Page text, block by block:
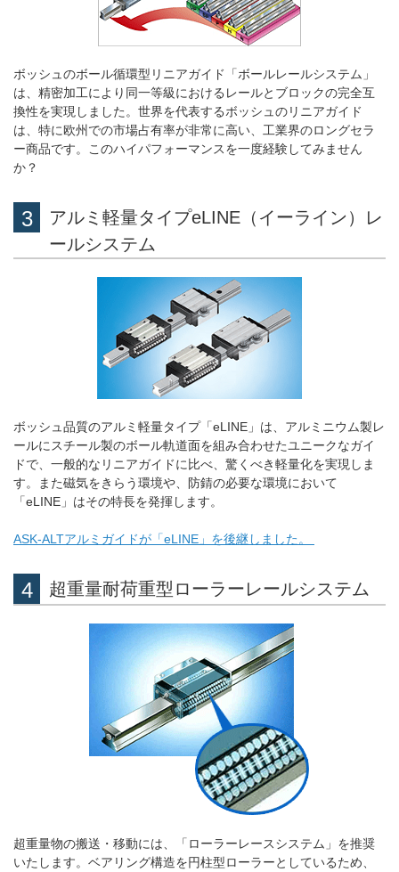
ボッシュのボール循環型リニアガイド「ボールレールシステム」
は、精密加工により同一等級におけるレールとブロックの完全互
換性を実現しました。世界を代表するボッシュのリニアガイド
は、特に欧州での市場占有率が非常に高い、工業界のロングセラ
ー商品です。このハイパフォーマンスを一度経験してみません
か？
アルミ軽量タイプeLINE（イーライン）レ
ールシステム
ボッシュ品質のアルミ軽量タイプ「eLINE」は、アルミニウム製レ
ールにスチール製のボール軌道面を組み合わせたユニークなガイ
ドで、一般的なリニアガイドに比べ、驚くべき軽量化を実現しま
す。また磁気をきらう環境や、防錆の必要な環境において
「eLINE」はその特長を発揮します。
ASK-ALTアルミガイドが「eLINE」を後継しました。
超重量耐荷重型ローラーレールシステム
超重量物の搬送・移動には、「ローラーレースシステム」を推奨
いたします。ベアリング構造を円柱型ローラーとしているため、